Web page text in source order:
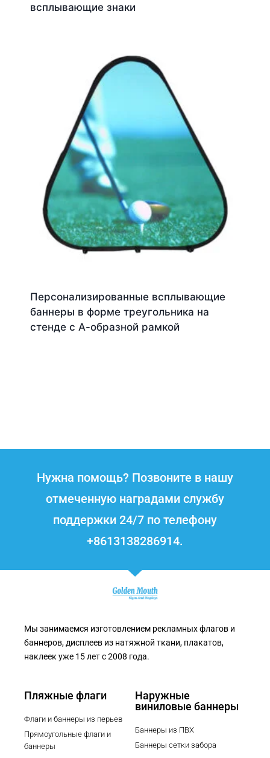
всплывающие знаки
Персонализированные всплывающие
баннеры в форме треугольника на
стенде с А-образной рамкой
Нужна помощь? Позвоните в нашу
отмеченную наградами службу
поддержки 24/7 по телефону
+8613138286914.
Мы занимаемся изготовлением рекламных флагов и
баннеров, дисплеев из натяжной ткани, плакатов,
наклеек уже 15 лет с 2008 года.
Пляжные флаги
Флаги и баннеры из перьев
Прямоугольные флаги и
баннеры
Наружные
виниловые баннеры
Баннеры из ПВХ
Баннеры сетки забора